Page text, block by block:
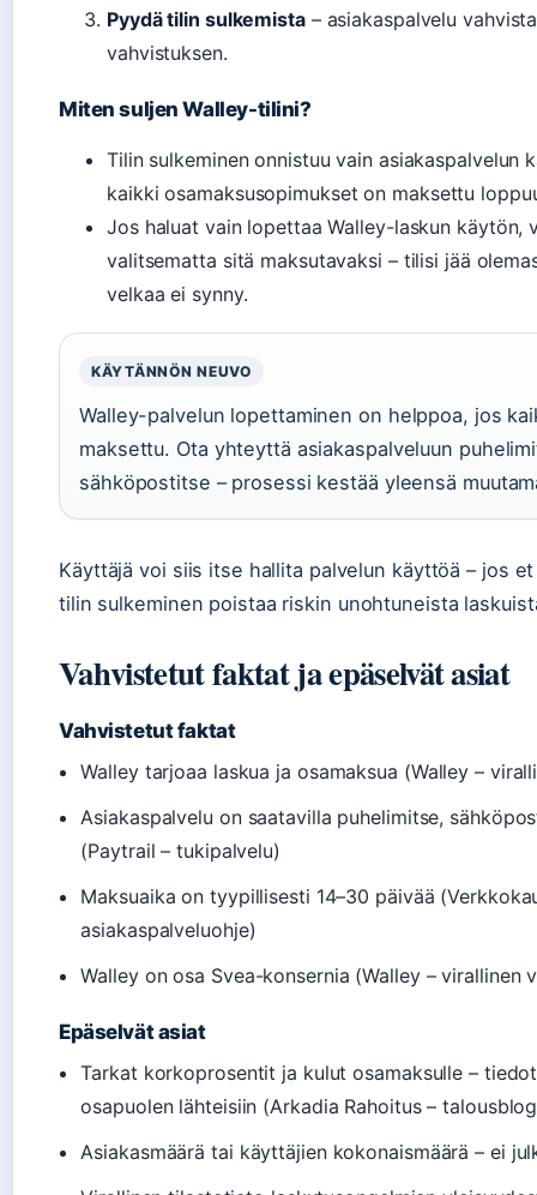
Pyydä tilin sulkemista– asiakaspalvelu
vahvistuksen.
Miten suljen Walley-tilini?
Tilin sulkeminen onnistuu vain asiakaspalvelun
kaikki osamaksusopimukset on maksettu
Jos haluat vain lopettaa Walley-laskun käytön,
valitsematta sitä maksutavaksi – tilisi jää
velkaa ei synny.
KÄYTÄNNÖN NEUVO
Walley-palvelun lopettaminen on helppoa, jos
maksettu. Ota yhteyttä asiakaspalveluun
sähköpostitse – prosessi kestää yleensä
Käyttäjä voi siis itse hallita palvelun käyttöä – jos
tilin sulkeminen poistaa riskin unohtuneista
Vahvistetut faktat ja epäselvät asiat
Vahvistetut faktat
Walley tarjoaa laskua ja osamaksua (Walley –
Asiakaspalvelu on saatavilla puhelimitse,
(Paytrail – tukipalvelu)
Maksuaika on tyypillisesti 14–30 päivää
asiakaspalveluohje)
Walley on osa Svea-konsernia (Walley – virallinen
Epäselvät asiat
Tarkat korkoprosentit ja kulut osamaksulle –
osapuolen lähteisiin (Arkadia Rahoitus –
Asiakasmäärä tai käyttäjien kokonaismäärä – ei